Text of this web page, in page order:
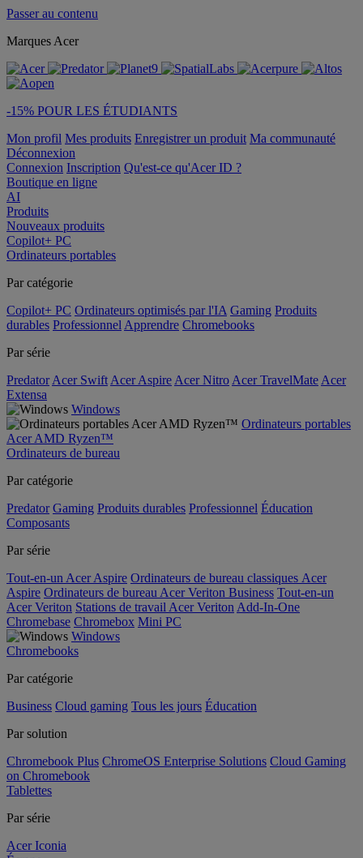
Passer au contenu
Marques Acer
-15% POUR LES ÉTUDIANTS
Mon profil Mes produits Enregistrer un produit Ma communauté
Déconnexion
Connexion Inscription Qu'est-ce qu'Acer ID ?
Boutique en ligne
AI
Produits
Nouveaux produits
Copilot+ PC
Ordinateurs portables
Par catégorie
Copilot+ PC Ordinateurs optimisés par l'IA Gaming Produits
durables Professionnel Apprendre Chromebooks
Par série
Predator Acer Swift Acer Aspire Acer Nitro Acer TravelMate Acer
Extensa
Windows
Ordinateurs portables
Acer AMD Ryzen™
Ordinateurs de bureau
Par catégorie
Predator Gaming Produits durables Professionnel Éducation
Composants
Par série
Tout-en-un Acer Aspire Ordinateurs de bureau classiques Acer
Aspire Ordinateurs de bureau Acer Veriton Business Tout-en-un
Acer Veriton Stations de travail Acer Veriton Add-In-One
Chromebase Chromebox Mini PC
Windows
Chromebooks
Par catégorie
Business Cloud gaming Tous les jours Éducation
Par solution
Chromebook Plus ChromeOS Enterprise Solutions Cloud Gaming
on Chromebook
Tablettes
Par série
Acer Iconia